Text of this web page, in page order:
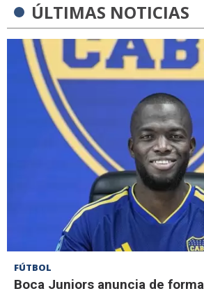
ÚLTIMAS NOTICIAS
FÚTBOL
Boca Juniors anuncia de